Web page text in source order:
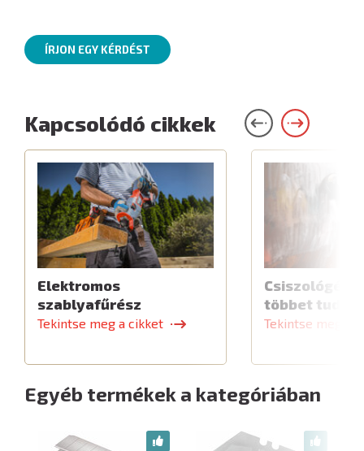
ÍRJON EGY KÉRDÉST
Kapcsolódó cikkek
Elektromos
szablyafűrész
Tekintse meg a cikket
Csiszológép,
többet tud
Tekintse meg a
Egyéb termékek a kategóriában